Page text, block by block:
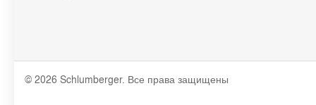
© 2026 Schlumberger. Все права защищены